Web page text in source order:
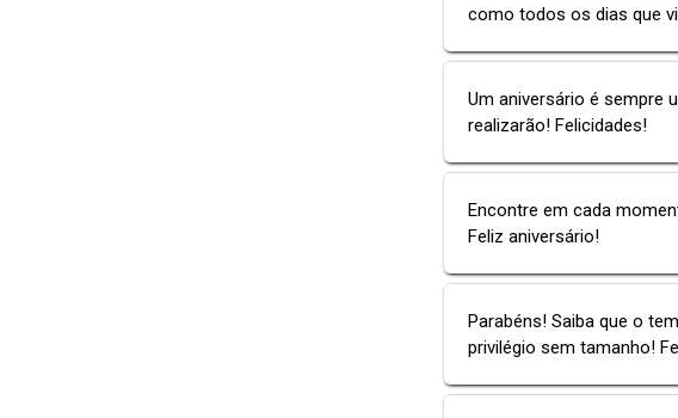
como todos os dias que
Um aniversário é sempre
realizarão! Felicidades!
Encontre em cada
Feliz aniversário!
Parabéns! Saiba que o
privilégio sem tamanho!